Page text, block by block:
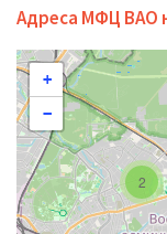
Адреса МФЦ ВАО
2
+
−